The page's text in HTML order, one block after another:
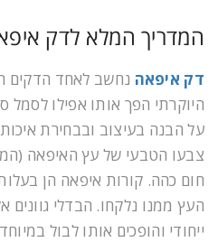
המדריך המלא לדק
דק איפאה נחשב לאחד הדקים
היוקרתי הפך אותו אפילו
על הבנה בעיצוב ובבחירת
צבעו הטבעי של עץ האיפאה
חום כהה. קורות איפאה הן בעלות
העץ ממנו נלקחו. הבדלי גוונים
ייחודי והופכים אותו לבול